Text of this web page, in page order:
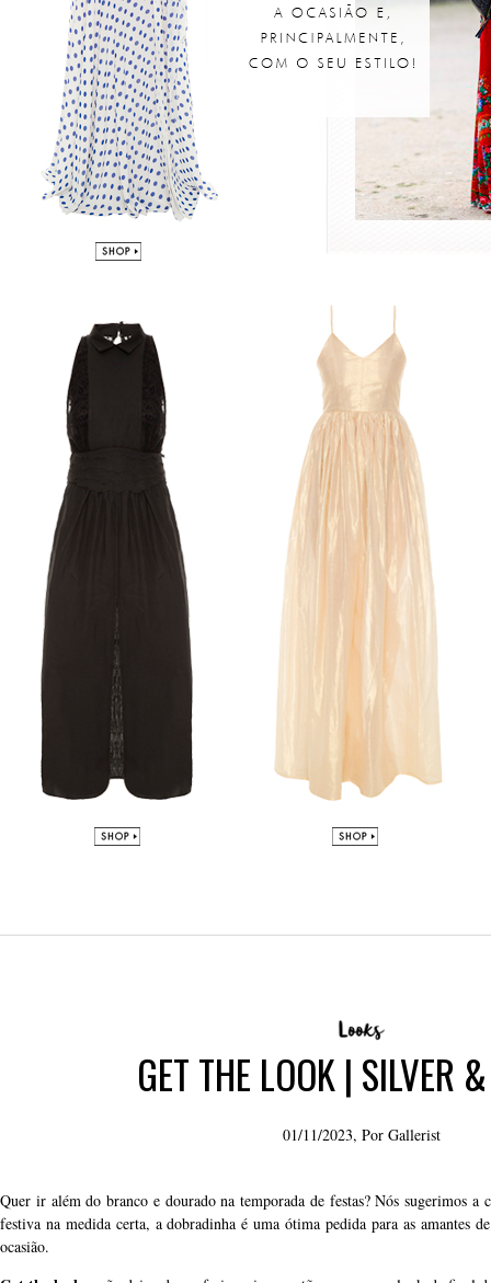
GET THE LOOK | SILVER
01/11/2023, Por Gallerist
Quer ir além do branco e dourado na temporada de festas? Nós sugerimos a
festiva na medida certa, a dobradinha é uma ótima pedida para as amantes
ocasião.